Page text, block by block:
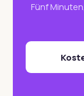
Fünf